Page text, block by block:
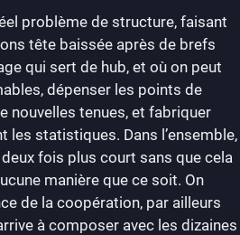
problème de structure, faisant
tête baissée après de brefs
qui sert de hub, et où on peut
dépenser les points de
nouvelles tenues, et fabriquer
les statistiques. Dans l’ensemble,
fois plus court sans que cela
manière que ce soit. On
de la coopération, par ailleurs
à composer avec les dizaines